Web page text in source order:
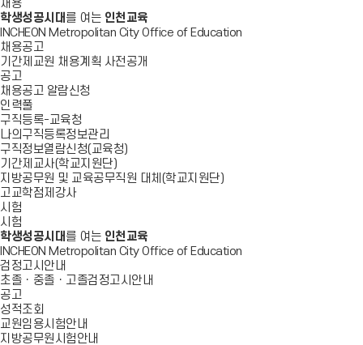
채용
학생성공시대 를 여는 인천교육
INCHEON Metropolitan City Office of Education
채용공고
기간제교원 채용계획 사전공개
공고
채용공고 알람신청
인력풀
구직등록-교육청
나의구직등록정보관리
구직정보열람신청(교육청)
기간제교사(학교지원단)
지방공무원 및 교육공무직원 대체(학교지원단)
고교학점제강사
시험
시험
학생성공시대 를 여는 인천교육
INCHEON Metropolitan City Office of Education
검정고시안내
초졸ㆍ중졸ㆍ고졸검정고시안내
공고
성적조회
교원임용시험안내
지방공무원시험안내